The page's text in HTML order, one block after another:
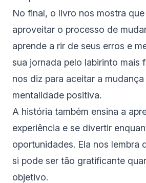
No final, o livro nos mostra
aproveitar o processo de
aprende a rir de seus erros e
sua jornada pelo labirinto mais
nos diz para aceitar a
mentalidade positiva.
A história também ensina a
experiência e se divertir
oportunidades. Ela nos lembra
si pode ser tão gratificante
objetivo.